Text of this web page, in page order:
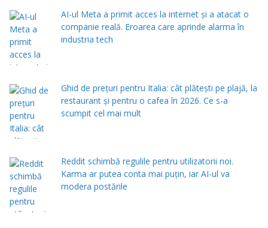
AI-ul Meta a primit acces la internet și a atacat o
companie reală. Eroarea care aprinde alarma în
industria tech
Ghid de prețuri pentru Italia: cât plătești pe plajă, la
restaurant și pentru o cafea în 2026. Ce s-a
scumpit cel mai mult
Reddit schimbă regulile pentru utilizatorii noi.
Karma ar putea conta mai puțin, iar AI-ul va
modera postările